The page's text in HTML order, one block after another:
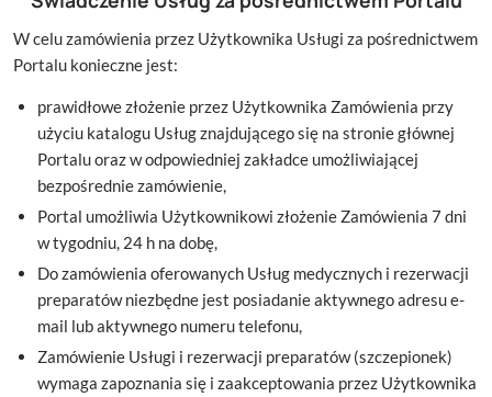
W celu zamówienia przez Użytkownika Usługi za pośrednictwem
Portalu konieczne jest:
prawidłowe złożenie przez Użytkownika Zamówienia przy
użyciu katalogu Usług znajdującego się na stronie głównej
Portalu oraz w odpowiedniej zakładce umożliwiającej
bezpośrednie zamówienie,
Portal umożliwia Użytkownikowi złożenie Zamówienia 7 dni
w tygodniu, 24 h na dobę,
Do zamówienia oferowanych Usług medycznych i rezerwacji
preparatów niezbędne jest posiadanie aktywnego adresu e-
mail lub aktywnego numeru telefonu,
Zamówienie Usługi i rezerwacji preparatów (szczepionek)
wymaga zapoznania się i zaakceptowania przez Użytkownika